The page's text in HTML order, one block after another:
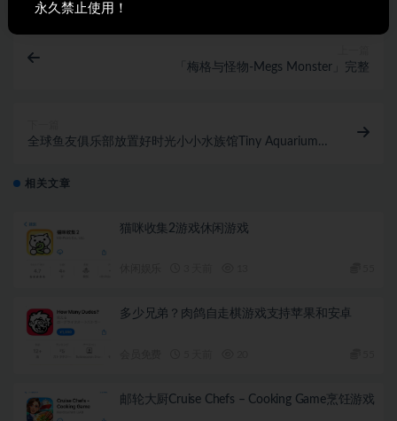
「梅格与怪物-Megs Monster」完整
全球鱼友俱乐部放置好时光小小水族馆Tiny Aquarium
相关文章
猫咪收集2游戏休闲游戏
多少兄弟？肉鸽自走棋游戏支持苹果和安卓
邮轮大厨Cruise Chefs – Cooking Game烹饪游戏
永久禁止使用！